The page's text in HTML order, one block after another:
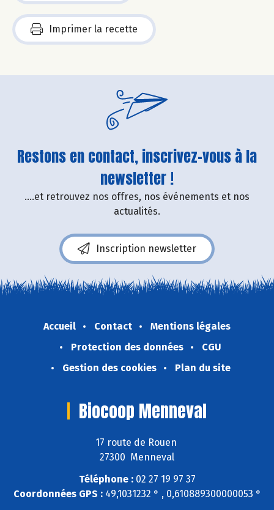
Imprimer la recette
Restons en contact, inscrivez-vous à la
newsletter !
....et retrouvez nos offres, nos événements et nos
actualités.
Inscription newsletter
Accueil Contact
Mentions légales
Protection des données
CGU
Gestion des cookies
Plan du site
Biocoop Menneval
17 route de Rouen
27300 Menneval
Téléphone :02 27 19 97 37
Coordonnées GPS :49,1031232 ° , 0,610889300000053 °